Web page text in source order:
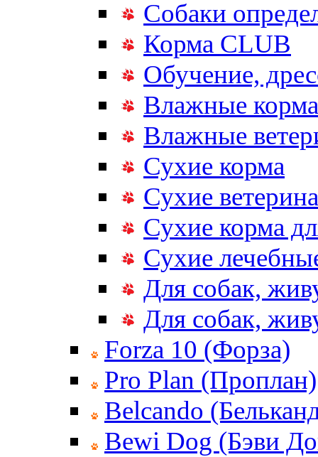
Собаки
Корма CLUB
Обучение,
Влажные корма
Влажные
Сухие корма
Сухие
Сухие корма
Сухие
Для собак,
Для собак,
Forza 10 (Форза)
Pro Plan (Проплан)
Belcando
Bewi Dog (Бэви